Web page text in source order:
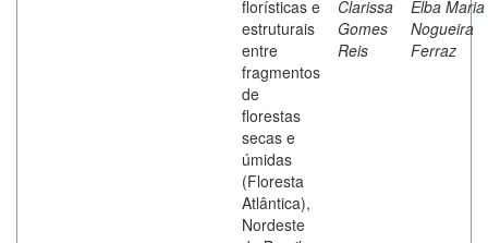
florísticas e
estruturais
entre
fragmentos
de
florestas
secas e
úmidas
(Floresta
Atlântica),
Nordeste
Clarissa
Gomes
Reis
Elba Maria
Nogueira
Ferraz